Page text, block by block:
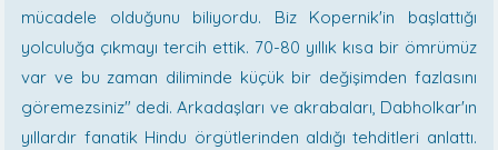
mücadele olduğunu biliyordu. Biz Kopernik'in başlattığı
yolculuğa çıkmayı tercih ettik. 70-80 yıllık kısa bir ömrümüz
var ve bu zaman diliminde küçük bir değişimden fazlasını
göremezsiniz" dedi. Arkadaşları ve akrabaları, Dabholkar'ın
yıllardır fanatik Hindu örgütlerinden aldığı tehditleri anlattı.